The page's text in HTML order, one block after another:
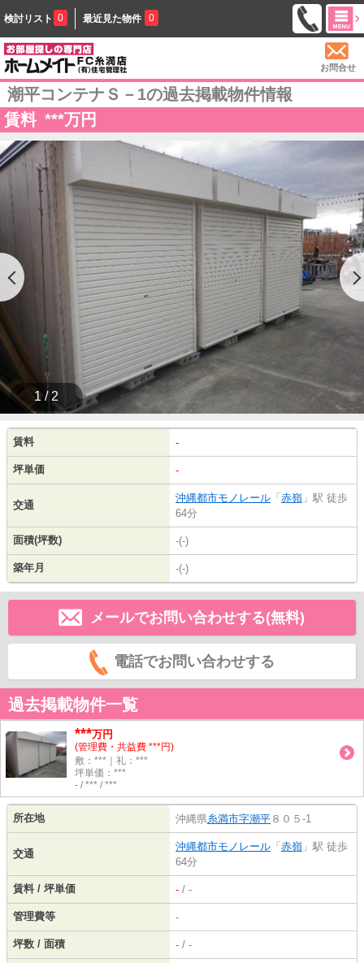
検討リスト 0 最近見た物件 0
お問合せ
潮平コンテナＳ－1の過去掲載物件情報
賃料 ***万円
1 / 2
賃料 -
坪単価 -
交通
沖縄都市モノレール 「 赤嶺 」駅 徒歩
64分
面積(坪数) -(-)
築年月 -(-)
メールでお問い合わせする(無料)
電話でお問い合わせする
過去掲載物件一覧
***万円
(管理費・共益費 ***円)
敷：***｜礼：***
坪単価：***
- / *** / ***
所在地 沖縄県糸満市字潮平 ８０５-1
交通
沖縄都市モノレール 「 赤嶺 」駅 徒歩
64分
賃料 / 坪単価 - / -
管理費等 -
坪数 / 面積 - / -